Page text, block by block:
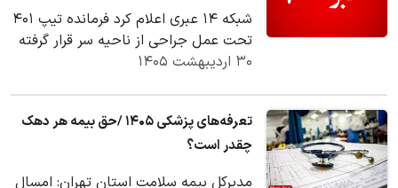
شبکه ۱۴ عبری اعلام کرد فرمانده تیپ ۴۰۱
تحت عمل جراحی از ناحیه سر قرار گرفته
و همچنان در وضعیت بیهوشی به‌سر
۳۰ اردیبهشت ۱۴۰۵
تعرفه‌های پزشکی ۱۴۰۵ /حق بیمه هر دهک
چقدر است؟
مدیرکل بیمه سلامت استان تهران: امسال